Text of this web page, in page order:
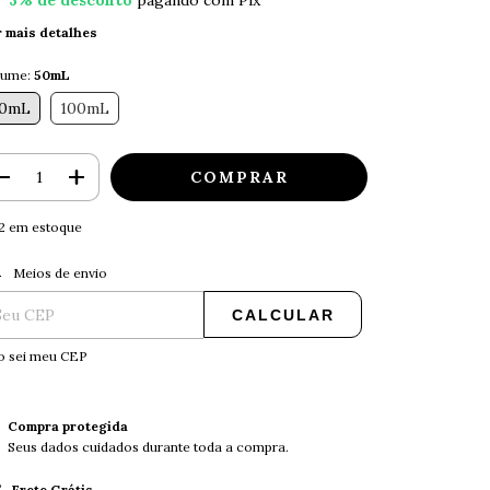
mais detalhes
50mL
100mL
2 em estoque
para o CEP:
Meios de envio
CALCULAR
sei meu CEP
Compra protegida
Seus dados cuidados durante toda a compra.